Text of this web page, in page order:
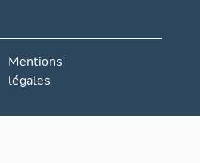
Mentions
légales